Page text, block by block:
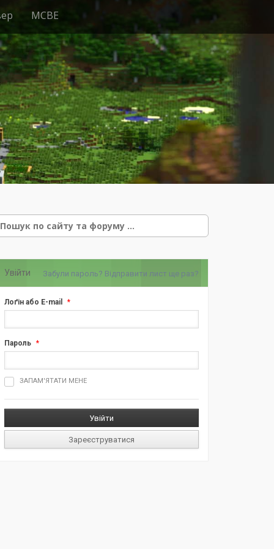
MCBE
Увійти Забули пароль? Відправити лист ще раз?
Лоґін або E-mail *
Пароль *
ЗАПАМ'ЯТАТИ МЕНЕ